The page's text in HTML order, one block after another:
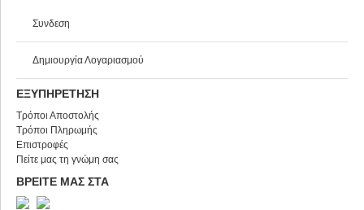
Συνδεση
Δημιουργία Λογαριασμού
ΕΞΥΠΗΡΕΤΗΣΗ
Τρόποι Αποστολής
Τρόποι Πληρωμής
Επιστροφές
Πείτε μας τη γνώμη σας
ΒΡΕΙΤΕ ΜΑΣ ΣΤΑ